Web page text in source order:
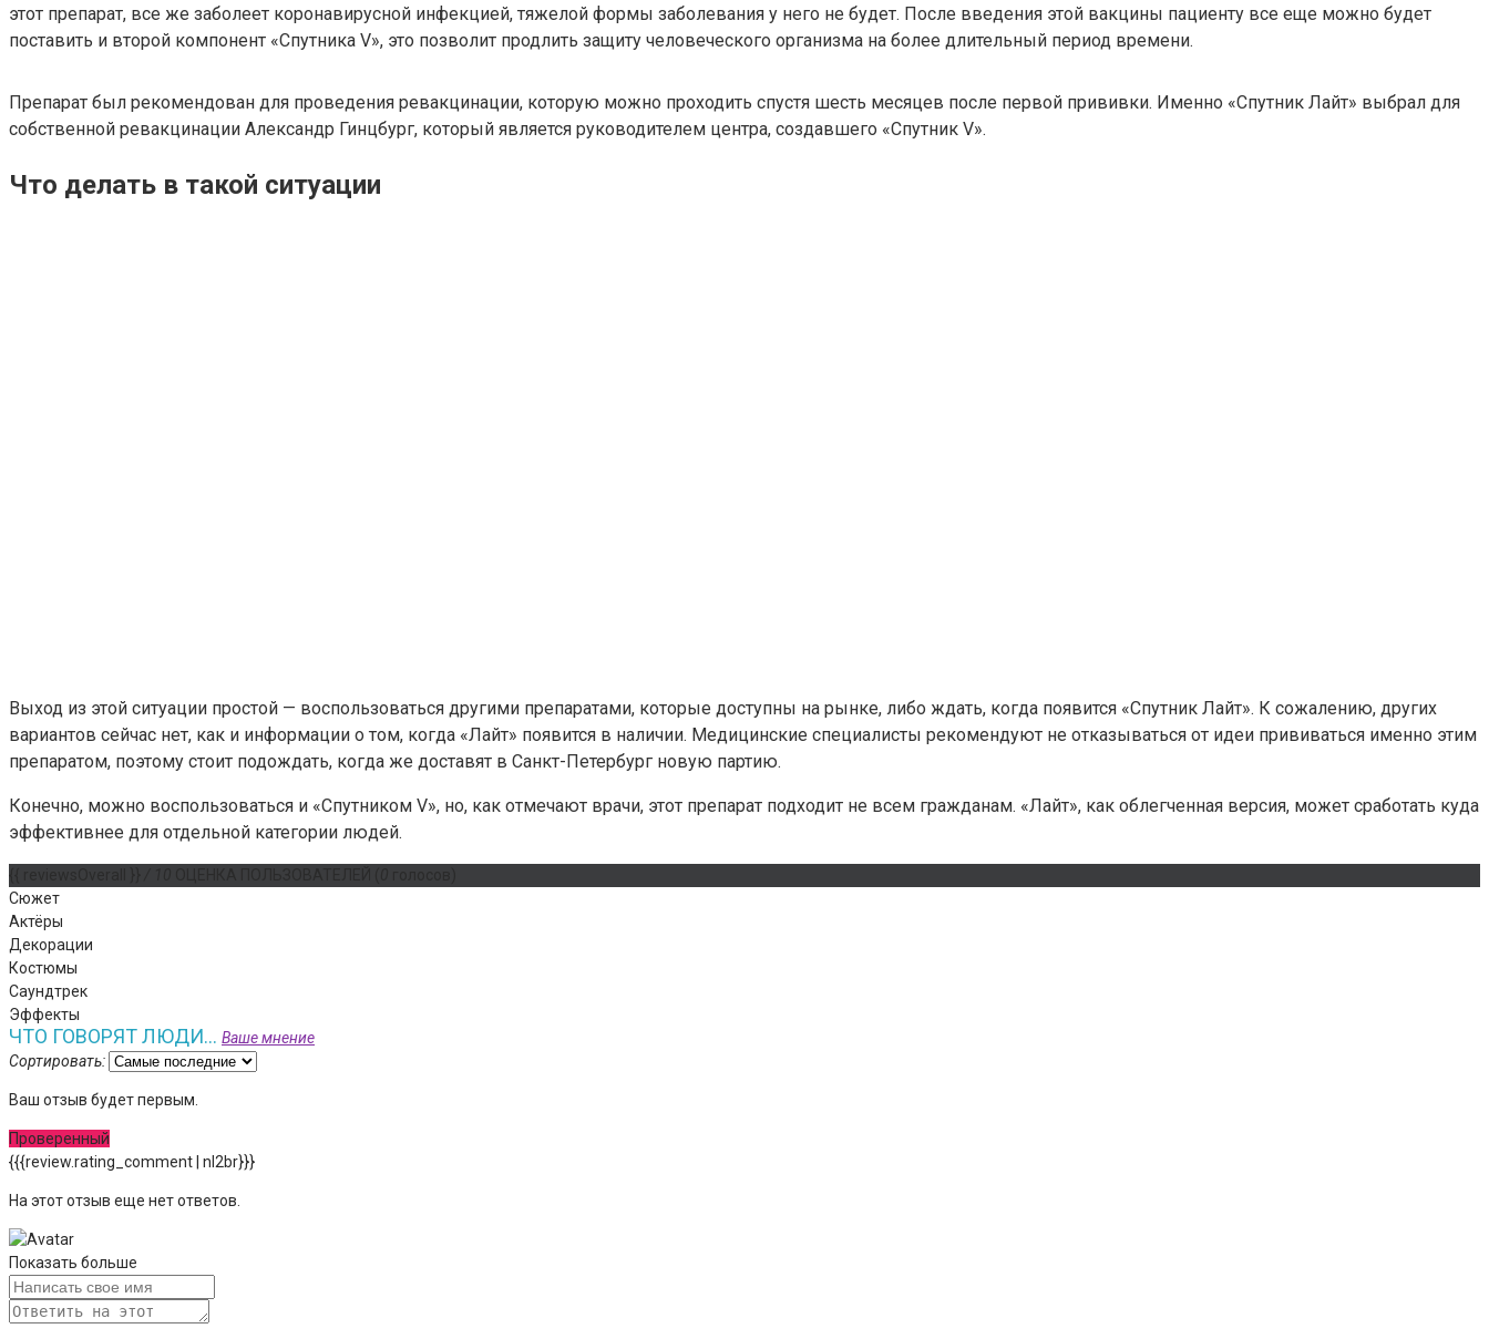
этот препарат, все же заболеет коронавирусной инфекцией, тяжелой формы заболевания у него не будет. После введения этой вакцины пациенту все еще можно будет
поставить и второй компонент «Спутника V», это позволит продлить защиту человеческого организма на более длительный период времени.
Препарат был рекомендован для проведения ревакцинации, которую можно проходить спустя шесть месяцев после первой прививки. Именно «Спутник Лайт» выбрал для
собственной ревакцинации Александр Гинцбург, который является руководителем центра, создавшего «Спутник V».
Что делать в такой ситуации
Выход из этой ситуации простой — воспользоваться другими препаратами, которые доступны на рынке, либо ждать, когда появится «Спутник Лайт». К сожалению, других
вариантов сейчас нет, как и информации о том, когда «Лайт» появится в наличии. Медицинские специалисты рекомендуют не отказываться от идеи прививаться именно этим
препаратом, поэтому стоит подождать, когда же доставят в Санкт-Петербург новую партию.
Конечно, можно воспользоваться и «Спутником V», но, как отмечают врачи, этот препарат подходит не всем гражданам. «Лайт», как облегченная версия, может сработать куда
эффективнее для отдельной категории людей.
Сюжет
Актёры
Декорации
Костюмы
Саундтрек
Эффекты
ЧТО ГОВОРЯТ ЛЮДИ... Ваше мнение
Сортировать:
Ваш отзыв будет первым.
Проверенный
{{{review.rating_comment | nl2br}}}
На этот отзыв еще нет ответов.
Показать больше